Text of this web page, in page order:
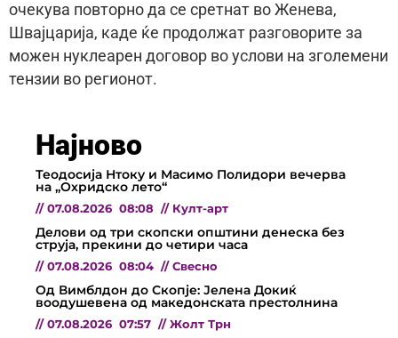
очекува повторно да се сретнат во Женева,
Швајцарија, каде ќе продолжат разговорите за
можен нуклеарен договор во услови на зголемени
тензии во регионот.
Најново
Теодосија Нтоку и Масимо Полидори вечерва
на „Охридско лето“
// 07.08.2026 08:08 // Култ-арт
Делови од три скопски општини денеска без
струја, прекини до четири часа
// 07.08.2026 08:04 // Свесно
Од Вимблдон до Скопје: Јелена Докиќ
воодушевена од македонската престолнина
// 07.08.2026 07:57 // Жолт Трн